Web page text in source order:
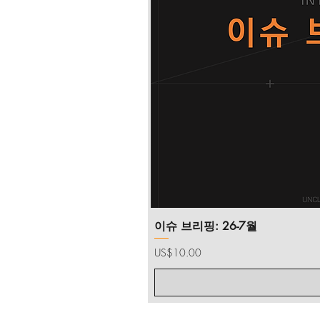
이슈 브리핑: 26-7월
가격
US$10.00